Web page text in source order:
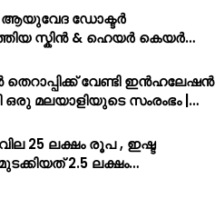
ആയുവേദ ഡോക്ടർ
സ്കിൻ & ഹെയർ കെയർ…
വേണ്ടി ഇൻഹലേഷൻ
ഒരു മലയാളിയുടെ സംരംഭം |…
25 ലക്ഷം രൂപ , ഇഷ്ട
2.5 ലക്ഷം…